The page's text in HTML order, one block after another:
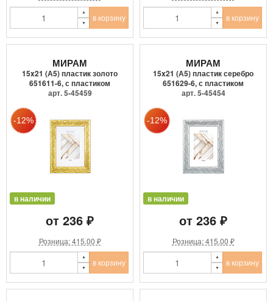
в корзину в корзину
МИРАМ
15x21 (А5) пластик золото
651611-6, с пластиком
арт. 5-45459
в наличии
от 236 ₽
Розница: 415.00 ₽
в корзину
МИРАМ
15x21 (А5) пластик серебро
651629-6, с пластиком
арт. 5-45454
в наличии
от 236 ₽
Розница: 415.00 ₽
в корзину